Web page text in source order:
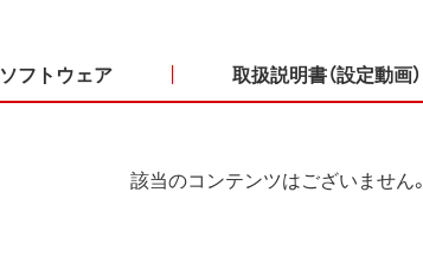
ソフトウェア 取扱説明書（設定動画）
該当のコンテンツはございません。